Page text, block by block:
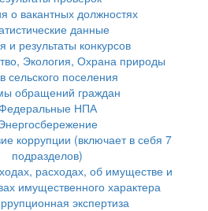
о вакантных должностях
данные
и результаты конкурсов
Экология, Охрана природы
сельского поселения
обращений граждан
НПА
коррупции (включает в себя 7
подразделов)
расходах, об имуществе и
имущественного характера
экспертиза